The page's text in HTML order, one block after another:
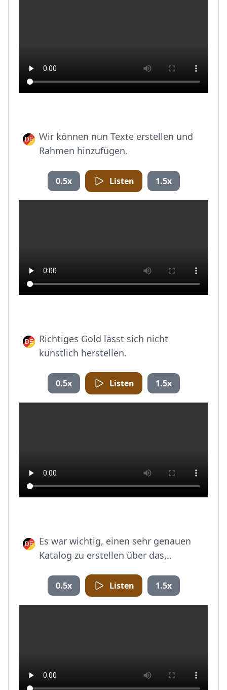
Wir können nun Texte erstellen und
Rahmen hinzufügen.
0.5x Listen 1.5x
Richtiges Gold lässt sich nicht
künstlich herstellen.
0.5x Listen 1.5x
Es war wichtig, einen sehr genauen
Katalog zu erstellen über das,..
0.5x Listen 1.5x